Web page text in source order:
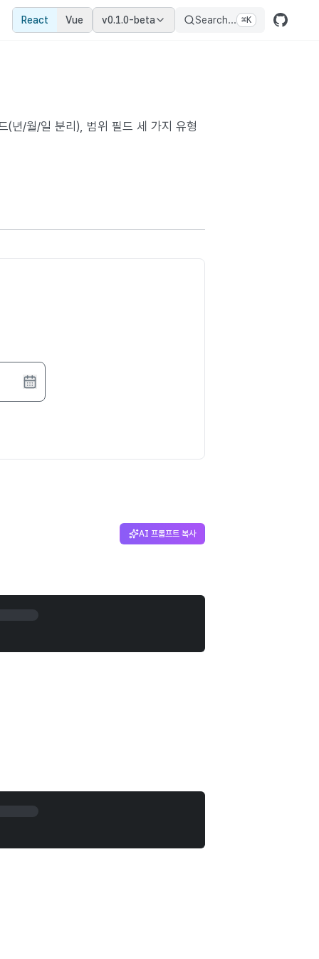
React Vue v0.1.0-beta Search... ⌘K
(년/월/일 분리), 범위 필드 세 가지 유형
AI 프롬프트 복사